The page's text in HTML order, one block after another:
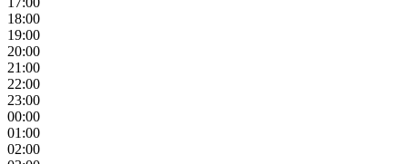
18:00
19:00
20:00
21:00
22:00
23:00
00:00
01:00
02:00